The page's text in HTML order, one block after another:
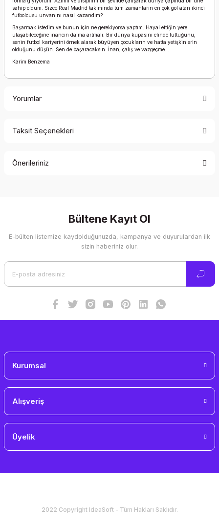
sahip oldum. Sizce Real Madrid takımında tüm zamanların en çok gol atan ikinci
futbolcusu unvanını nasıl kazandım?
Başarmak istedim ve bunun için ne gerekiyorsa yaptım. Hayal ettiğin yere
ulaşabileceğine inancın daima artmalı. Bir dünya kupasını elinde tuttuğunu,
senin futbol kariyerini örnek alarak büyüyen çocukların ve hatta yetişkinlerin
olduğunu düşün. Sen de başaracaksın. İnan, çalış ve vazgeçme...
Karim Benzema
Yorumlar
Taksit Seçenekleri
Önerileriniz
Görüş ve önerileriniz için teşekkür ederiz.
Ürün resmi kalitesiz, bozuk veya görüntülenemiyor.
Bültene Kayıt Ol
E-bülten listemize kaydolduğunuzda, kampanya ve duyurulardan ilk
sizin haberiniz olur.
Kurumsal
Alışveriş
Üyelik
2022 Copyright IdeaSoft - Tüm Hakları Saklıdır.